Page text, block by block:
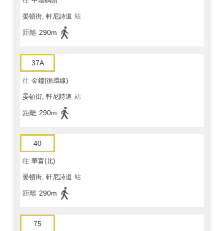
晏頓街, 軒尼詩道 站
距離 290m
37A
往 金鐘(循環線)
晏頓街, 軒尼詩道 站
距離 290m
40
往 華富(北)
晏頓街, 軒尼詩道 站
距離 290m
75